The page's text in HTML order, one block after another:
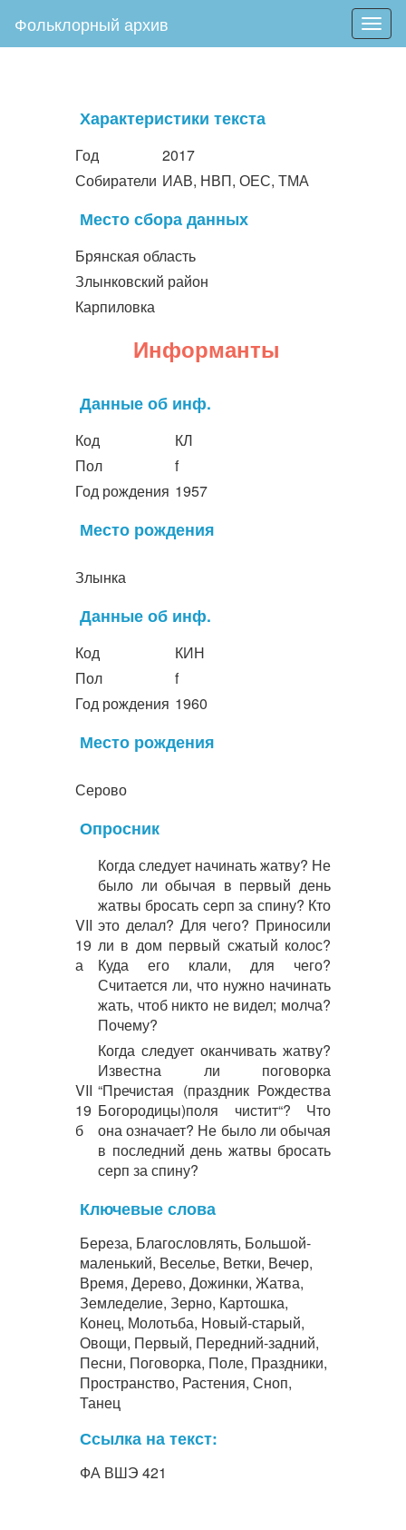
Фольклорный архив
Характеристики текста
Год
2017
Собиратели ИАВ, НВП, ОЕС, ТМА
Место сбора данных
Брянская область
Злынковский район
Карпиловка
Информанты
Данные об инф.
Код
КЛ
Пол
f
Год рождения 1957
Место рождения
Злынка
Данные об инф.
Код
КИН
Пол
f
Год рождения 1960
Место рождения
Серово
Опросник
VII
19
а
Когда следует начинать жатву? Не
было ли обычая в первый день
жатвы бросать серп за спину? Кто
это делал? Для чего? Приносили
ли в дом первый сжатый колос?
Куда его клали, для чего?
Считается ли, что нужно начинать
жать, чтоб никто не видел; молча?
Почему?
VII
19
б
Когда следует оканчивать жатву?
Известна ли поговорка
“Пречистая (праздник Рождества
Богородицы)поля чистит“? Что
она означает? Не было ли обычая
в последний день жатвы бросать
серп за спину?
Ключевые слова
Береза, Благословлять, Большой-
маленький, Веселье, Ветки, Вечер,
Время, Дерево, Дожинки, Жатва,
Земледелие, Зерно, Картошка,
Конец, Молотьба, Новый-старый,
Овощи, Первый, Передний-задний,
Песни, Поговорка, Поле, Праздники,
Пространство, Растения, Сноп,
Танец
Ссылка на текст:
ФА ВШЭ 421